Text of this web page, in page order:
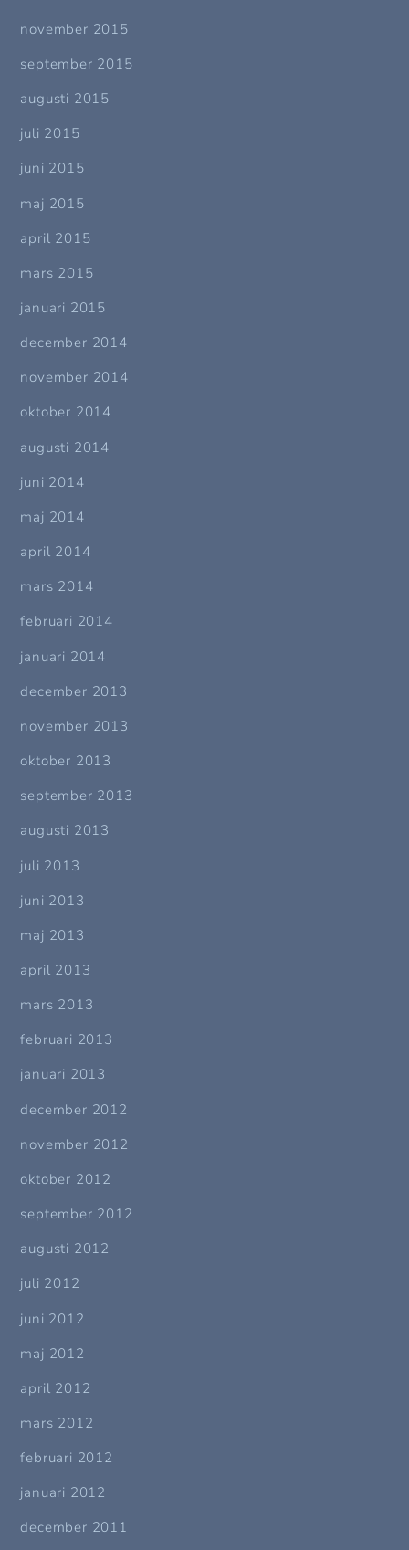
november 2015
september 2015
augusti 2015
juli 2015
juni 2015
maj 2015
april 2015
mars 2015
januari 2015
december 2014
november 2014
oktober 2014
augusti 2014
juni 2014
maj 2014
april 2014
mars 2014
februari 2014
januari 2014
december 2013
november 2013
oktober 2013
september 2013
augusti 2013
juli 2013
juni 2013
maj 2013
april 2013
mars 2013
februari 2013
januari 2013
december 2012
november 2012
oktober 2012
september 2012
augusti 2012
juli 2012
juni 2012
maj 2012
april 2012
mars 2012
februari 2012
januari 2012
december 2011